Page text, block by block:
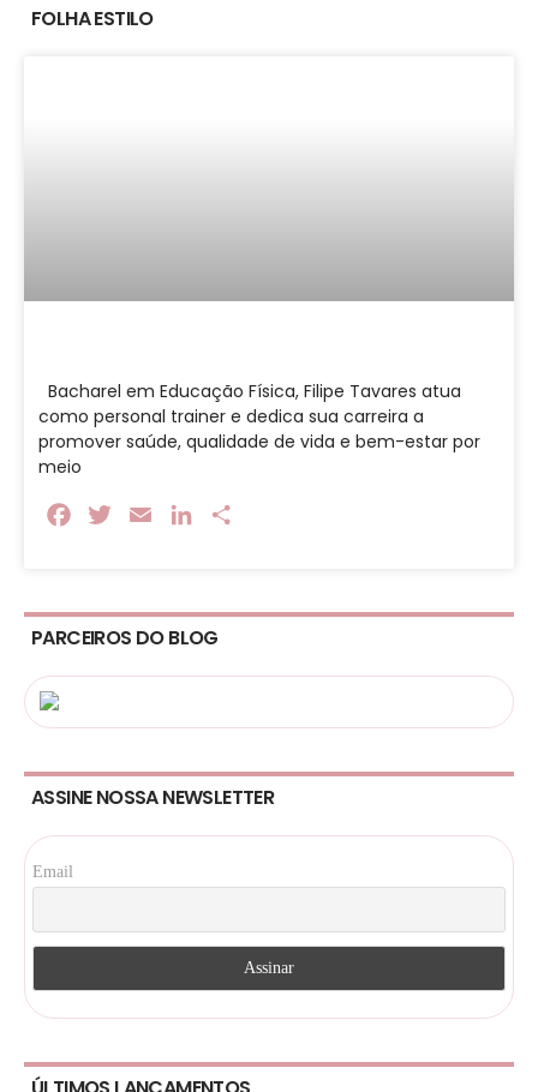
FOLHA ESTILO
Bacharel em Educação Física, Filipe Tavares atua
como personal trainer e dedica sua carreira a
promover saúde, qualidade de vida e bem-estar por
meio
FacebookTwitterEmail LinkedIn
PARCEIROS DO BLOG
ASSINE NOSSA NEWSLETTER
Email